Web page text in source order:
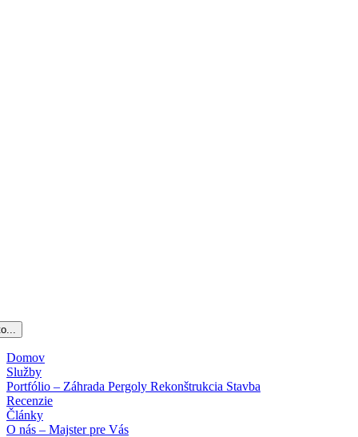
Domov
Služby
Portfólio – Záhrada Pergoly Rekonštrukcia Stavba
Recenzie
Články
O nás – Majster pre Vás